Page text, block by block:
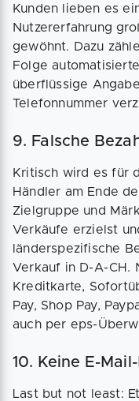
Kunden lieben es
Nutzererfahrung
gewöhnt. Dazu
Folge
überflüssige
Telefonnummer
9. Falsche
Kritisch wird es für
Händler am Ende
Zielgruppe und
Verkäufe erzielst
länderspezifische
Verkauf in D-A-CH.
Kreditkarte,
Pay, Shop Pay,
auch per eps-
10. Keine E-
Last but not least: